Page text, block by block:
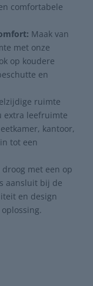
comfortabele
Maak van
met onze
op koudere
en
ruimte
extra leefruimte
kantoor,
tot een
met een op
aansluit bij de
en design